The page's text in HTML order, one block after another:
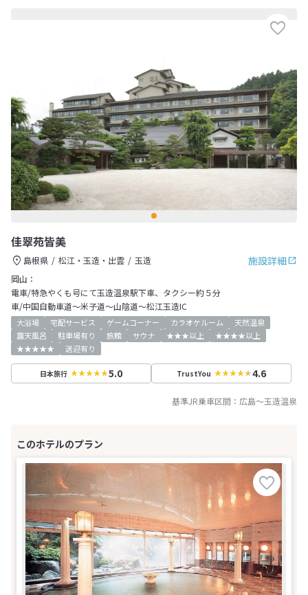
佳翠苑皆美
施設詳細
島根県 松江・玉造・出雲
玉造
岡山：
電車/特急やくも号にて玉造温泉駅下車、タクシー約５分
車/中国自動車道～米子道～山陰道～松江玉造IC
大浴場 宅配サービス ゲームコーナー カラオケルーム
天然温泉
露天風呂
駐車場有り 旅館 サウナ ★★★以上
★★★★以上
★★★★★
送迎有り
日本旅行 5.0 TrustYou 4.6
基準JR乗車区間： 広島～玉造温泉